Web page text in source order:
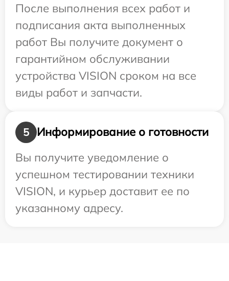
После выполнения всех работ и
подписания акта выполненных
работ Вы получите документ о
гарантийном обслуживании
устройства VISION сроком на все
виды работ и запчасти.
5
Информирование о готовности
Вы получите уведомление о
успешном тестировании техники
VISION, и курьер доставит ее по
указанному адресу.